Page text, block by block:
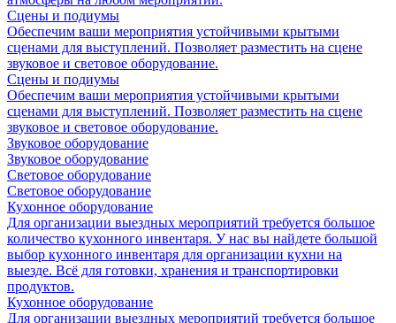
Сцены и подиумы
Обеспечим ваши мероприятия устойчивыми крытыми
сценами для выступлений. Позволяет разместить на сцене
звуковое и световое оборудование.
Сцены и подиумы
Обеспечим ваши мероприятия устойчивыми крытыми
сценами для выступлений. Позволяет разместить на сцене
звуковое и световое оборудование.
Звуковое оборудование
Звуковое оборудование
Световое оборудование
Световое оборудование
Кухонное оборудование
Для организации выездных мероприятий требуется большое
количество кухонного инвентаря. У нас вы найдете большой
выбор кухонного инвентаря для организации кухни на
выезде. Всё для готовки, хранения и транспортировки
продуктов.
Кухонное оборудование
Для организации выездных мероприятий требуется большое